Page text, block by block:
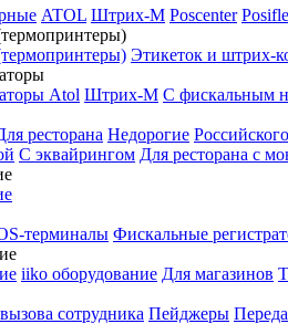
ATOL Штрих-М Poscenter
Этикеток и штрих-
Atol Штрих-М С фискальным
ресторана Недорогие
С эквайрингом Для ресторана с
терминалы Фискальные
iiko оборудование Для магазинов
сотрудника Пейджеры